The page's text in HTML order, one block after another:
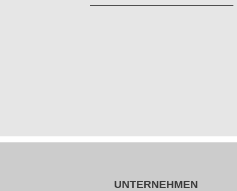
UNTERNEHMEN